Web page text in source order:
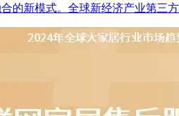
的新模式。全球新经济产业第三